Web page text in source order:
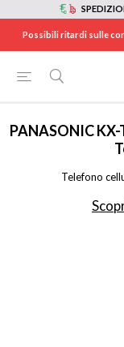
Possibili ritardi sulle
PANASONIC KX-
Telefono